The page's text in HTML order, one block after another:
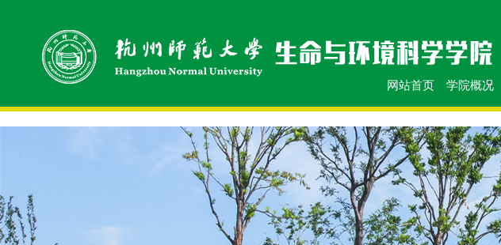
网站首页 学院概况